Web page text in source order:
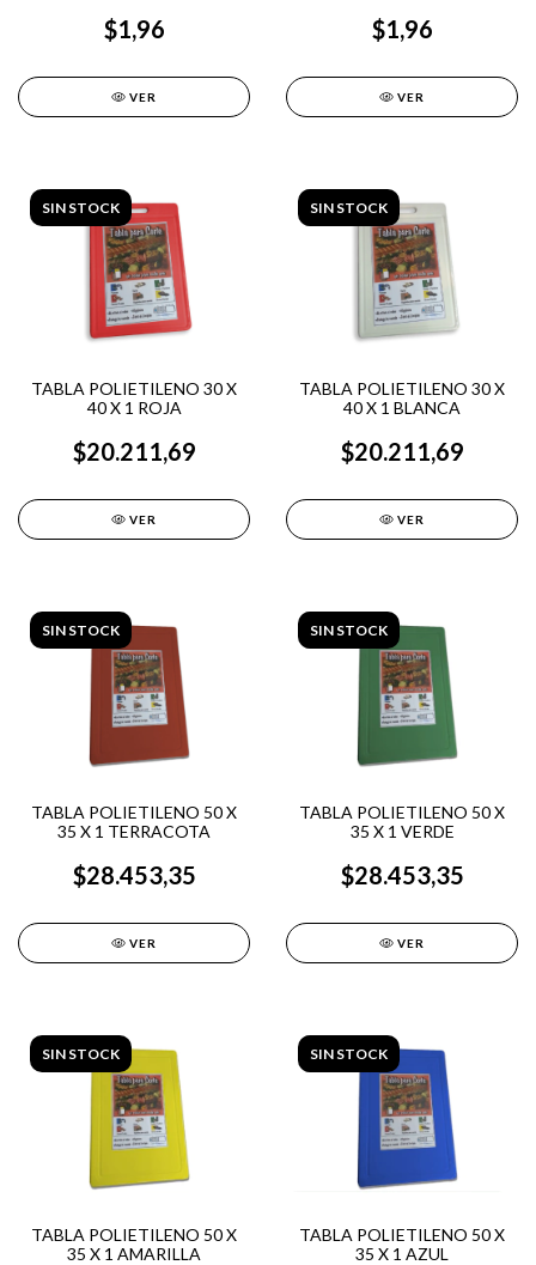
$1,96
VER
$1,96
VER
SIN STOCK
TABLA POLIETILENO 30 X
40 X 1 ROJA
$20.211,69
VER
SIN STOCK
TABLA POLIETILENO 30 X
40 X 1 BLANCA
$20.211,69
VER
SIN STOCK
TABLA POLIETILENO 50 X
35 X 1 TERRACOTA
$28.453,35
VER
SIN STOCK
TABLA POLIETILENO 50 X
35 X 1 VERDE
$28.453,35
VER
SIN STOCK
TABLA POLIETILENO 50 X
35 X 1 AMARILLA
SIN STOCK
TABLA POLIETILENO 50 X
35 X 1 AZUL